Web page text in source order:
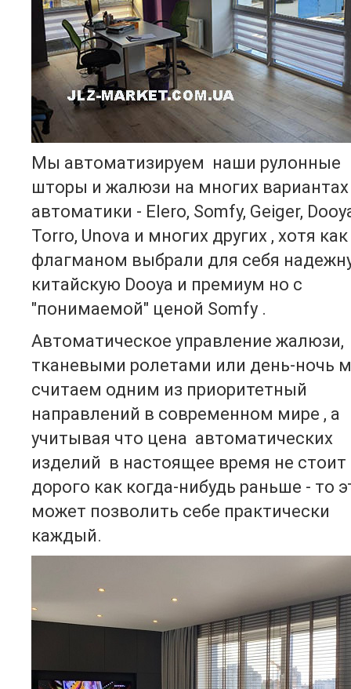
Мы автоматизируем наши рулонные
шторы и жалюзи на многих вариантах
автоматики - Elero, Somfy, Geiger,
Torro, Unova и многих других , хотя как
флагманом выбрали для себя
китайскую Dooya и премиум но с
"понимаемой" ценой Somfy .
Автоматическое управление жалюзи,
тканевыми ролетами или день-ночь
считаем одним из приоритетный
направлений в современном мире , а
учитывая что цена автоматических
изделий в настоящее время не стоит
дорого как когда-нибудь раньше - то
может позволить себе практически
каждый.